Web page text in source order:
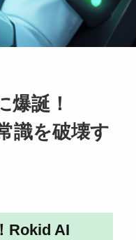
爆誕！
識を破壊す
Rokid AI